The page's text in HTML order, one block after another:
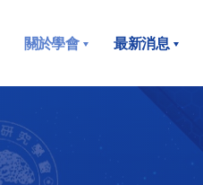
關於學會 最新消息